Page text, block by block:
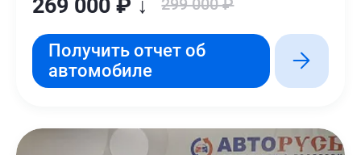
269 000 ₽ ↓ 299 000 ₽
Получить отчет об
автомобиле